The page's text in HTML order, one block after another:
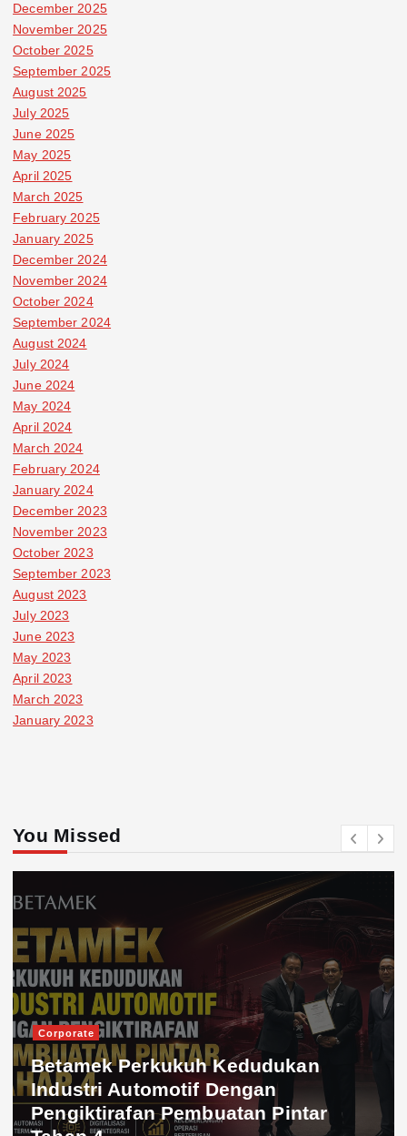
December 2025
November 2025
October 2025
September 2025
August 2025
July 2025
June 2025
May 2025
April 2025
March 2025
February 2025
January 2025
December 2024
November 2024
October 2024
September 2024
August 2024
July 2024
June 2024
May 2024
April 2024
March 2024
February 2024
January 2024
December 2023
November 2023
October 2023
September 2023
August 2023
July 2023
June 2023
May 2023
April 2023
March 2023
January 2023
You Missed
Corporate
Betamek Perkukuh Kedudukan
Industri Automotif Dengan
Pengiktirafan Pembuatan Pintar